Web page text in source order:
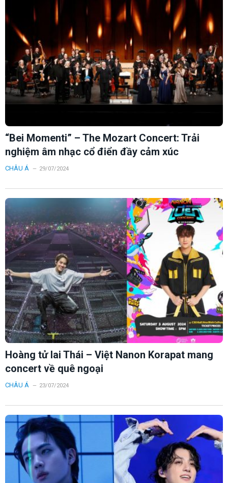
“Bei Momenti” – The Mozart Concert: Trải
nghiệm âm nhạc cổ điển đầy cảm xúc
CHÂU Á 29/07/2024
Hoàng tử lai Thái – Việt Nanon Korapat mang
concert về quê ngoại
CHÂU Á 23/07/2024